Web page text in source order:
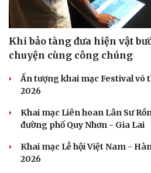
Khi bảo tàng đưa hiện vật
chuyện cùng công chúng
Ấn tượng khai mạc Festival võ
2026
Khai mạc Liên hoan Lân Sư
đường phố Quy Nhơn - Gia Lai
Khai mạc Lễ hội Việt Nam -
2026